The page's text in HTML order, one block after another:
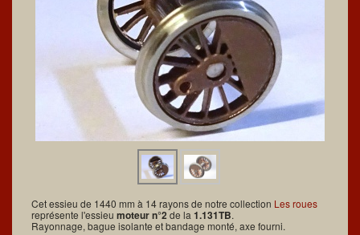
Cet essieu de 1440 mm à 14 rayons de notre collection Les roues
représente l'essieu moteur n°2de la 1.131TB.
Rayonnage, bague isolante et bandage monté, axe fourni.